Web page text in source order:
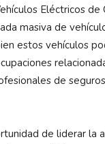
Eléctricos
masiva de
estos vehículos
de
de liderar la